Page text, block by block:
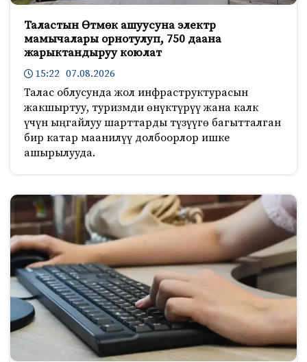
Таластын Өтмөк ашуусуна электр
мамычалары орнотулуп, 750 даана
жарыктандыруу коюлат
15:22 07.08.2026
Талас облусунда жол инфраструктурасын
жакшыртуу, туризмди өнүктүрүү жана калк
үчүн ыңгайлуу шарттарды түзүүгө багытталган
бир катар маанилүү долбоорлор ишке
ашырылууда.